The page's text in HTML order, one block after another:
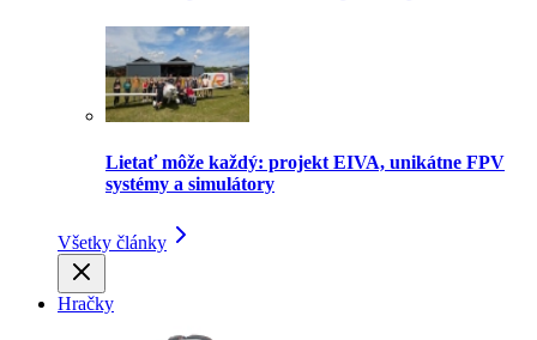
Lietať môže každý: projekt EIVA, unikátne FPV
systémy a simulátory
Všetky články
Hračky